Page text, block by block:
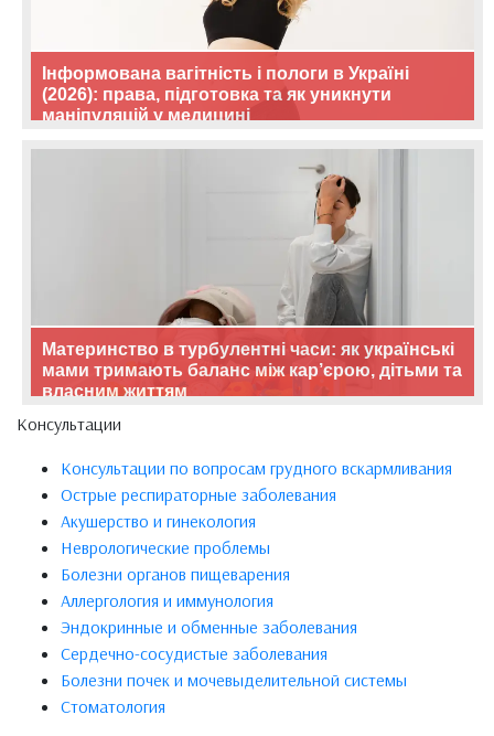
Інформована вагітність і пологи в Україні
(2026): права, підготовка та як уникнути
маніпуляцій у медицині
Материнство в турбулентні часи: як українські
мами тримають баланс між кар’єрою, дітьми та
власним життям
Консультации
Консультации по вопросам грудного вскармливания
Острые респираторные заболевания
Акушерство и гинекология
Неврологические проблемы
Болезни органов пищеварения
Аллергология и иммунология
Эндокринные и обменные заболевания
Сердечно-сосудистые заболевания
Болезни почек и мочевыделительной системы
Стоматология